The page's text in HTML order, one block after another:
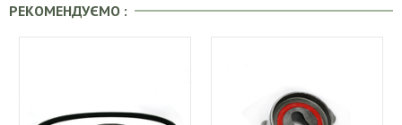
РЕКОМЕНДУЄМО :